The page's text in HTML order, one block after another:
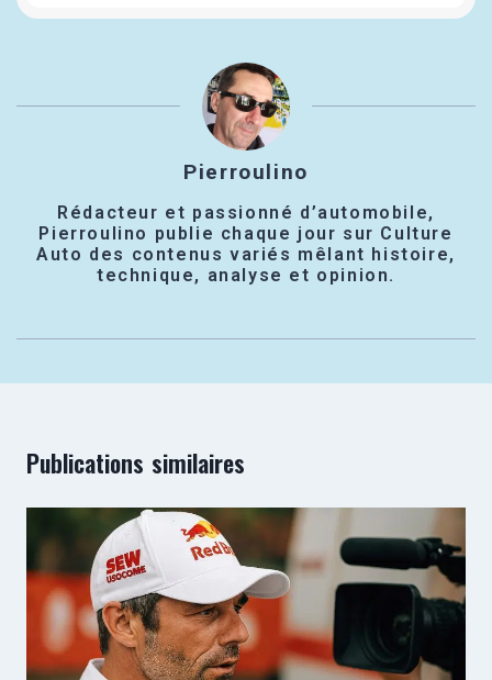
Pierroulino
Rédacteur et passionné d’automobile,
Pierroulino publie chaque jour sur Culture
Auto des contenus variés mêlant histoire,
technique, analyse et opinion.
Publications similaires